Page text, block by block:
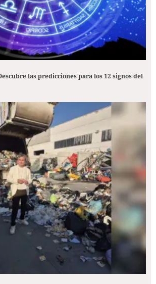
las predicciones para los 12 signos del